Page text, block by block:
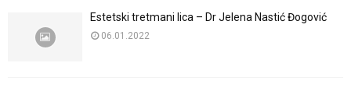
Estetski tretmani lica – Dr Jelena Nastić Đogović
06.01.2022